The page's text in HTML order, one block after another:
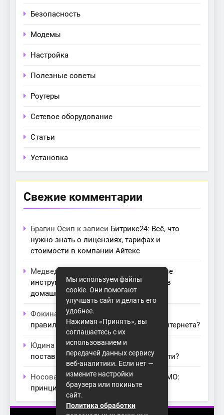
Безопасность
Модемы
Настройка
Полезные советы
Роутеры
Сетевое оборудование
Статьи
Установка
Свежие комментарии
Брагин Осип к записи Битрикс24: Всё, что
нужно знать о лицензиях, тарифах и
стоимости в компании Айтекс
Медведева Амалия
Основные
инструменты для создания серверов в
домашних условиях
Фокина Невак записи
правильный модем для домашнего интернета?
Юдина Ивонак записиПроблемы с
поставщиками интернета: как их обойти?
Носова Агатак записиТехнология MIMO:
принципы работы и её преимущества
Мы используем файлы
cookie. Они помогают
улучшать сайт и делать его
удобнее.
Нажимая «Принять», вы
соглашаетесь с их
использованием и
передачей данных сервису
веб-аналитики. Если нет —
измените настройки
браузера или покиньте
сайт.
Политика обработки